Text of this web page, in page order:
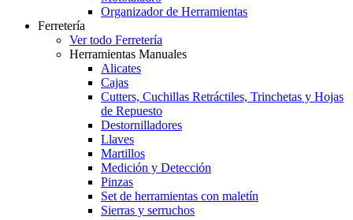
Organizador de Herramientas
Ferretería
Ver todo Ferretería
Herramientas Manuales
Alicates
Cajas
Cutters, Cuchillas Retráctiles, Trinchetas y Hojas
de Repuesto
Destornilladores
Llaves
Martillos
Medición y Detección
Pinzas
Set de herramientas con maletín
Sierras y serruchos